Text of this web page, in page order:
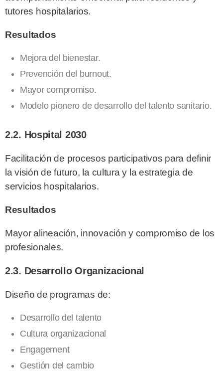
tutores hospitalarios.
Resultados
Mejora del bienestar.
Prevención del burnout.
Mayor compromiso.
Modelo pionero de desarrollo del talento sanitario.
2.2. Hospital 2030
Facilitación de procesos participativos para definir
la visión de futuro, la cultura y la estrategia de
servicios hospitalarios.
Resultados
Mayor alineación, innovación y compromiso de los
profesionales.
2.3. Desarrollo Organizacional
Diseño de programas de:
Desarrollo del talento
Cultura organizacional
Engagement
Gestión del cambio